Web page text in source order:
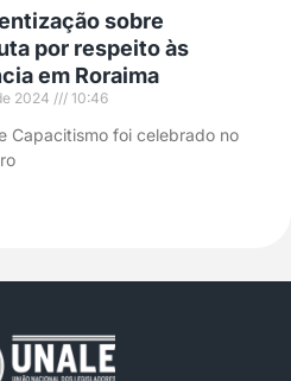
sobre
por respeito às
em Roraima
2024 10:46
Capacitismo foi celebrado no